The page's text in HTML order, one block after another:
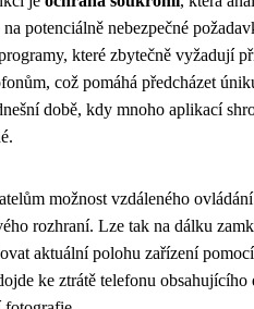
potenciálně nebezpečné
které zbytečně vyžadují
což pomáhá předcházet
době, kdy mnoho aplikací
možnost vzdáleného
rozhraní. Lze tak na dálku
aktuální polohu zařízení
ke ztrátě telefonu